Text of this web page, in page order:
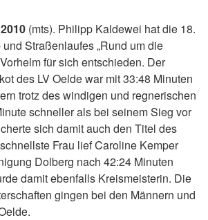
(mts). Philipp Kaldewei hat die 18.
Straßenlaufes „Rund um die
für sich entschieden. Der
des LV Oelde war mit 33:48 Minuten
trotz des windigen und regnerischen
schneller als bei seinem Sieg vor
sich damit auch den Titel des
Frau lief Caroline Kemper
Dolberg nach 42:24 Minuten
damit ebenfalls Kreismeisterin. Die
gingen bei den Männern und